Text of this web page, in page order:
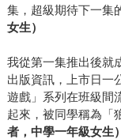
集，超級期待下一集
女生）
我從第一集推出後就
出版資訊，上市日一
遊戲」系列在班級間
起來，被同學稱為「
者，中學一年級女生）